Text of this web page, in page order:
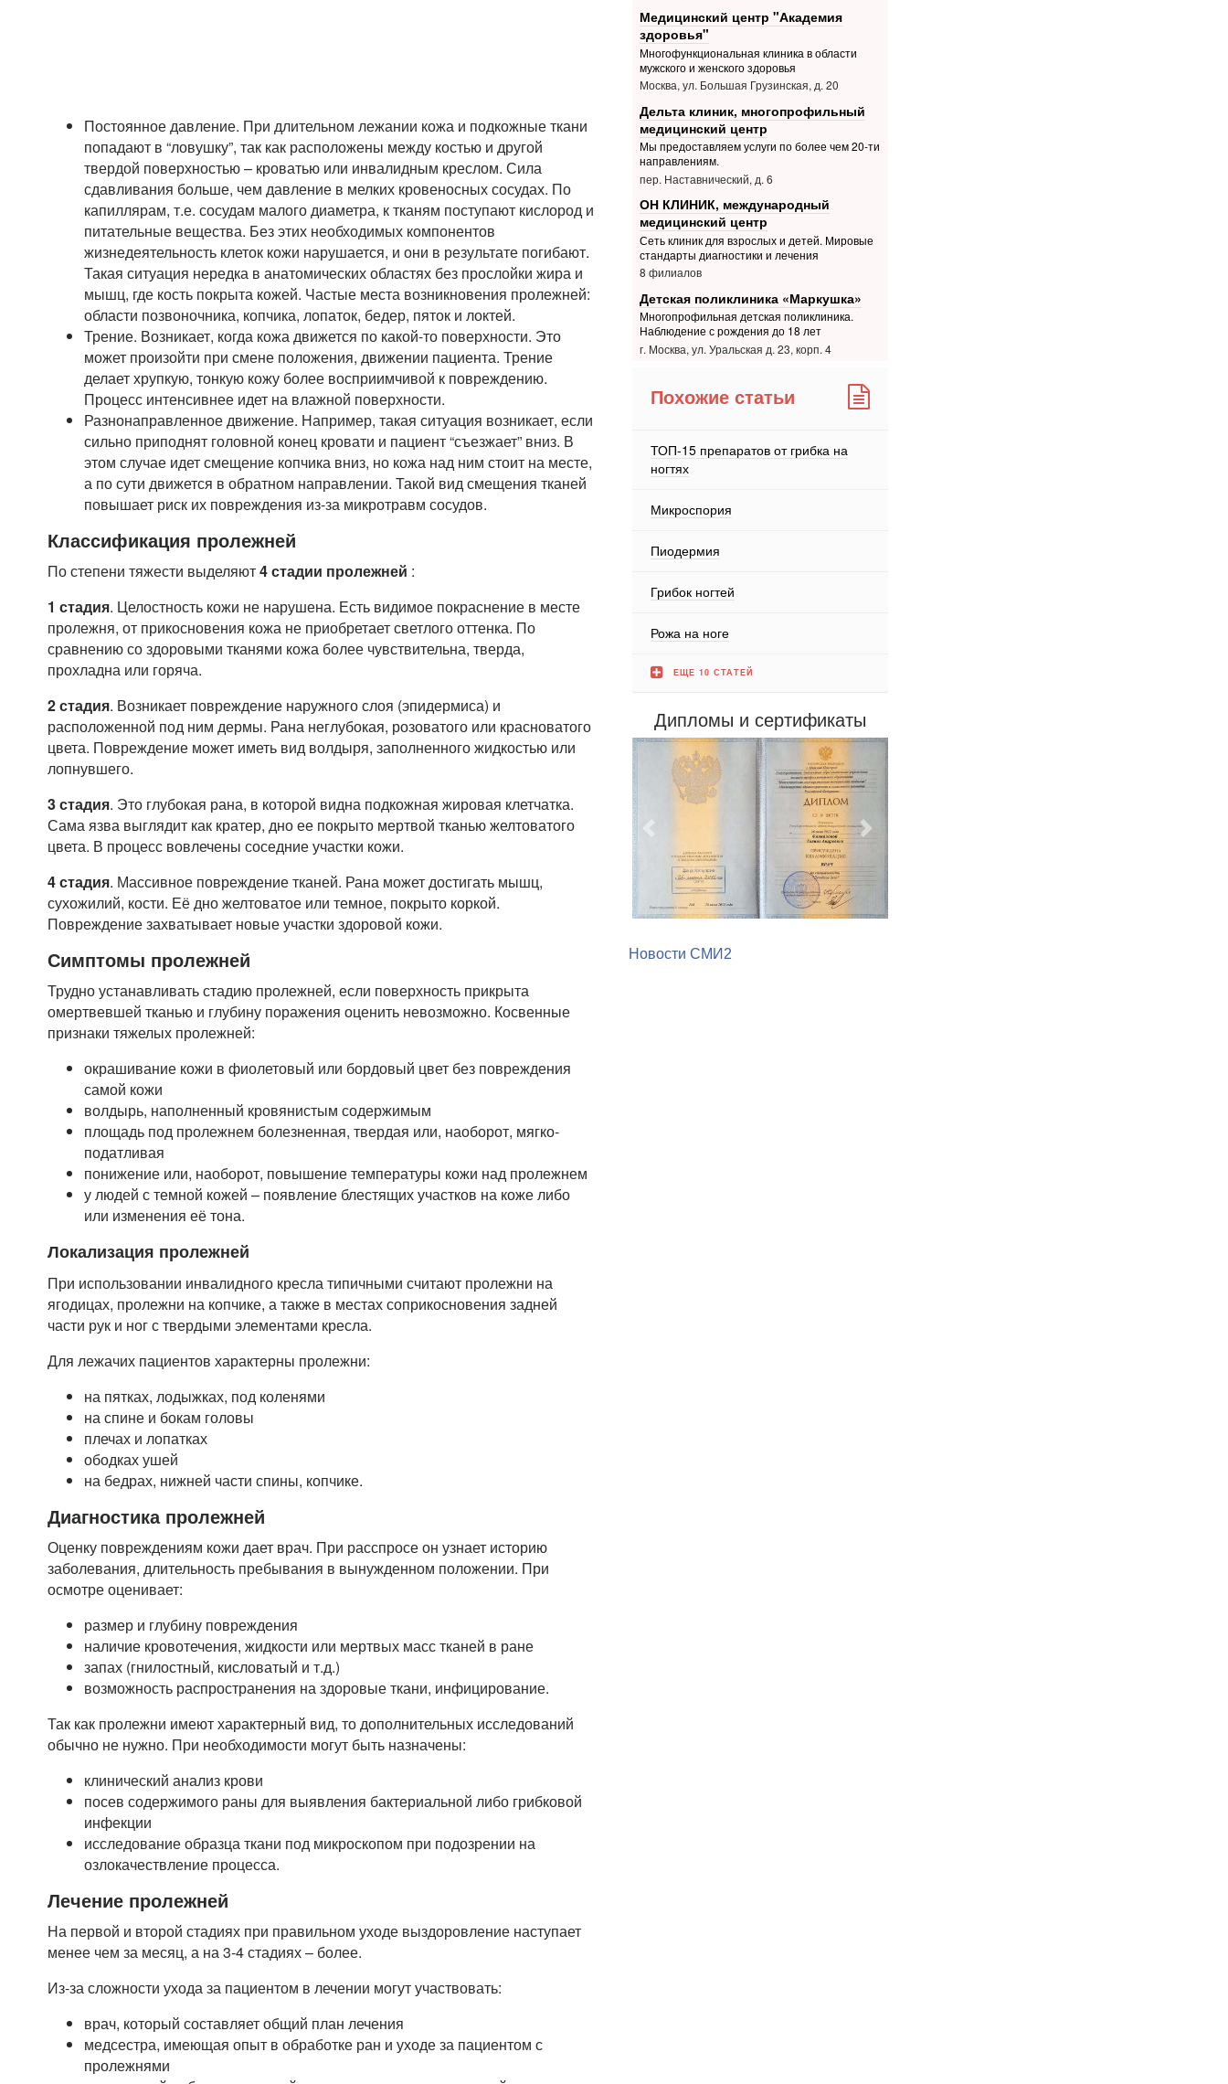
Постоянное давление. При длительном лежании кожа и подкожные ткани
попадают в “ловушку”, так как расположены между костью и другой
твердой поверхностью – кроватью или инвалидным креслом. Сила
сдавливания больше, чем давление в мелких кровеносных сосудах. По
капиллярам, т.е. сосудам малого диаметра, к тканям поступают кислород и
питательные вещества. Без этих необходимых компонентов
жизнедеятельность клеток кожи нарушается, и они в результате погибают.
Такая ситуация нередка в анатомических областях без прослойки жира и
мышц, где кость покрыта кожей. Частые места возникновения пролежней:
области позвоночника, копчика, лопаток, бедер, пяток и локтей.
Трение. Возникает, когда кожа движется по какой-то поверхности. Это
может произойти при смене положения, движении пациента. Трение
делает хрупкую, тонкую кожу более восприимчивой к повреждению.
Процесс интенсивнее идет на влажной поверхности.
Разнонаправленное движение. Например, такая ситуация возникает, если
сильно приподнят головной конец кровати и пациент “съезжает” вниз. В
этом случае идет смещение копчика вниз, но кожа над ним стоит на месте,
а по сути движется в обратном направлении. Такой вид смещения тканей
повышает риск их повреждения из-за микротравм сосудов.
Классификация пролежней
По степени тяжести выделяют4 стадии пролежней :
1 стадия. Целостность кожи не нарушена. Есть видимое покраснение в месте
пролежня, от прикосновения кожа не приобретает светлого оттенка. По
сравнению со здоровыми тканями кожа более чувствительна, тверда,
прохладна или горяча.
2 стадия. Возникает повреждение наружного слоя (эпидермиса) и
расположенной под ним дермы. Рана неглубокая, розоватого или красноватого
цвета. Повреждение может иметь вид волдыря, заполненного жидкостью или
лопнувшего.
3 стадия. Это глубокая рана, в которой видна подкожная жировая клетчатка.
Сама язва выглядит как кратер, дно ее покрыто мертвой тканью желтоватого
цвета. В процесс вовлечены соседние участки кожи.
4 стадия. Массивное повреждение тканей. Рана может достигать мышц,
сухожилий, кости. Её дно желтоватое или темное, покрыто коркой.
Повреждение захватывает новые участки здоровой кожи.
Симптомы пролежней
Трудно устанавливать стадию пролежней, если поверхность прикрыта
омертвевшей тканью и глубину поражения оценить невозможно. Косвенные
признаки тяжелых пролежней:
окрашивание кожи в фиолетовый или бордовый цвет без повреждения
самой кожи
волдырь, наполненный кровянистым содержимым
площадь под пролежнем болезненная, твердая или, наоборот, мягко-
податливая
понижение или, наоборот, повышение температуры кожи над пролежнем
у людей с темной кожей – появление блестящих участков на коже либо
или изменения её тона.
Локализация пролежней
При использовании инвалидного кресла типичными считают пролежни на
ягодицах, пролежни на копчике, а также в местах соприкосновения задней
части рук и ног с твердыми элементами кресла.
Для лежачих пациентов характерны пролежни:
на пятках, лодыжках, под коленями
на спине и бокам головы
плечах и лопатках
ободках ушей
на бедрах, нижней части спины, копчике.
Диагностика пролежней
Оценку повреждениям кожи дает врач. При расспросе он узнает историю
заболевания, длительность пребывания в вынужденном положении. При
осмотре оценивает:
размер и глубину повреждения
наличие кровотечения, жидкости или мертвых масс тканей в ране
запах (гнилостный, кисловатый и т.д.)
возможность распространения на здоровые ткани, инфицирование.
Так как пролежни имеют характерный вид, то дополнительных исследований
обычно не нужно. При необходимости могут быть назначены:
клинический анализ крови
посев содержимого раны для выявления бактериальной либо грибковой
инфекции
исследование образца ткани под микроскопом при подозрении на
озлокачествление процесса.
Лечение пролежней
На первой и второй стадиях при правильном уходе выздоровление наступает
менее чем за месяц, а на 3-4 стадиях – более.
Из-за сложности ухода за пациентом в лечении могут участвовать:
врач, который составляет общий план лечения
медсестра, имеющая опыт в обработке ран и уходе за пациентом с
пролежнями
Медицинский центр "Академия
здоровья"
Многофункциональная клиника в области
мужского и женского здоровья
Москва, ул. Большая Грузинская, д. 20
Дельта клиник, многопрофильный
медицинский центр
Мы предоставляем услуги по более чем 20-ти
направлениям.
пер. Наставнический, д. 6
ОН КЛИНИК, международный
медицинский центр
Сеть клиник для взрослых и детей. Мировые
стандарты диагностики и лечения
8 филиалов
Детская поликлиника «Маркушка»
Многопрофильная детская поликлиника.
Наблюдение с рождения до 18 лет
г. Москва, ул. Уральская д. 23, корп. 4
Похожие статьи
ТОП-15 препаратов от грибка на
ногтях
Микроспория
Пиодермия
Грибок ногтей
Рожа на ноге
ЕЩЕ 10 СТАТЕЙ
Дипломы и сертификаты
Предыдущий Следующий
Новости СМИ2